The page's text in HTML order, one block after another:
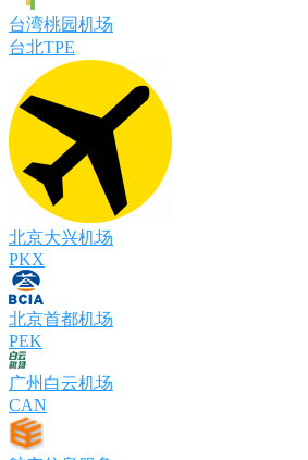
台湾桃园机场
台北TPE
北京大兴机场
PKX
北京首都机场
PEK
广州白云机场
CAN